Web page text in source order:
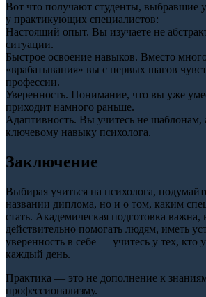
Вот что получают студенты, выбравшие
у практикующих специалистов:
Настоящий опыт. Вы изучаете не
ситуации.
Быстрое освоение навыков. Вместо
«врабатывания» вы с первых шагов
профессии.
Уверенность. Понимание, что вы уже
приходит намного раньше.
Адаптивность. Вы учитесь не
ключевому навыку психолога.
Заключение
Выбирая учиться на психолога,
названии диплома, но и о том, каким
стать. Академическая подготовка важна,
действительно помогать людям, иметь
уверенность в себе — учитесь у тех, кто
каждый день.
Практика — это не дополнение к
профессионализму.